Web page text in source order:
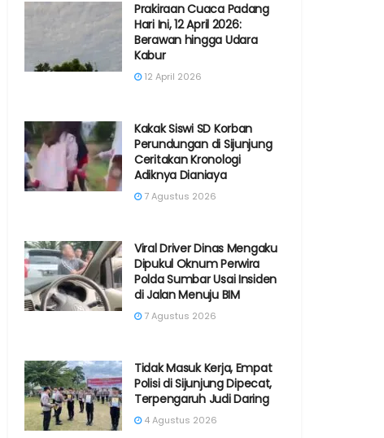
Prakiraan Cuaca Padang
Hari Ini, 12 April 2026:
Berawan hingga Udara
Kabur
12 April 2026
Kakak Siswi SD Korban
Perundungan di Sijunjung
Ceritakan Kronologi
Adiknya Dianiaya
7 Agustus 2026
Viral Driver Dinas Mengaku
Dipukul Oknum Perwira
Polda Sumbar Usai Insiden
di Jalan Menuju BIM
7 Agustus 2026
Tidak Masuk Kerja, Empat
Polisi di Sijunjung Dipecat,
Terpengaruh Judi Daring
4 Agustus 2026